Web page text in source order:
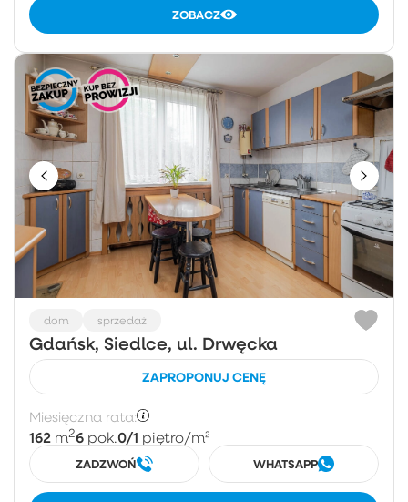
ZOBACZ
dom sprzedaż
Gdańsk, Siedlce, ul. Drwęcka
ZAPROPONUJ CENĘ
Miesięczna rata:
162 m26 pok.0/1 piętro/m²
ZADZWOŃ WHATSAPP